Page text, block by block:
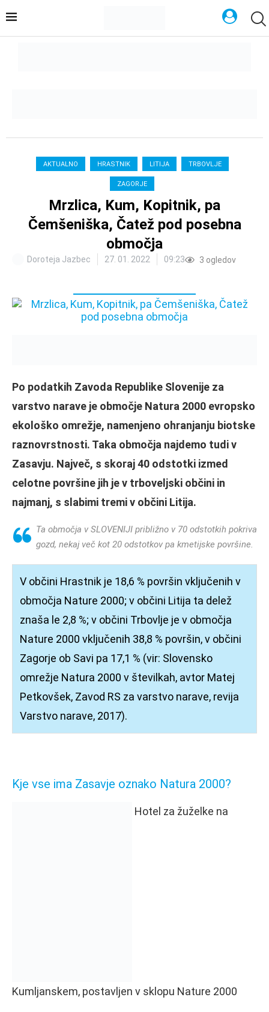
AKTUALNO HRASTNIK LITIJA TRBOVLJE
ZAGORJE
Mrzlica, Kum, Kopitnik, pa
Čemšeniška, Čatež pod posebna
območja
Doroteja Jazbec 27. 01. 2022 09:23 3 ogledov
Po podatkih Zavoda Republike Slovenije za
varstvo narave je območje Natura 2000 evropsko
ekološko omrežje, namenjeno ohranjanju biotske
raznovrstnosti. Taka območja najdemo tudi v
Zasavju. Največ, s skoraj 40 odstotki izmed
celotne površine jih je v trboveljski občini in
najmanj, s slabimi tremi v občini Litija.
Ta območja v SLOVENIJI približno v 70 odstotkih pokriva
gozd, nekaj več kot 20 odstotkov pa kmetijske površine.
V občini Hrastnik je 18,6 % površin vključenih v
območja Nature 2000; v občini Litija ta delež
znaša le 2,8 %; v občini Trbovlje je v območja
Nature 2000 vključenih 38,8 % površin, v občini
Zagorje ob Savi pa 17,1 % (vir: Slovensko
omrežje Natura 2000 v številkah, avtor Matej
Petkovšek, Zavod RS za varstvo narave, revija
Varstvo narave, 2017).
Kje vse ima Zasavje oznako Natura 2000?
Hotel za žuželke na
Kumljanskem, postavljen v sklopu Nature 2000